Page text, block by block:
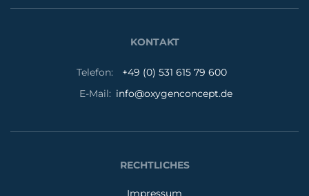
KONTAKT
Telefon:
+49 (0) 531 615 79 600
E-Mail: info@oxygenconcept.de
RECHTLICHES
Impressum